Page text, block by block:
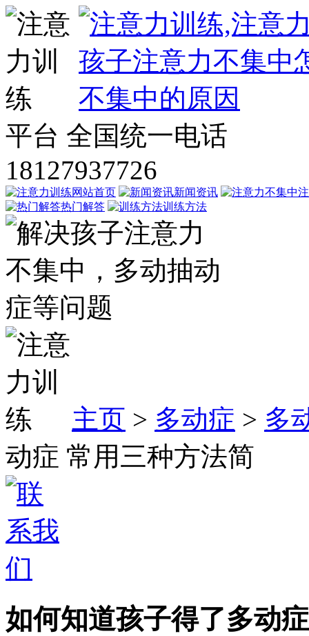
平台 全国统一电话
18127937726
网站首页 新闻资讯
热门解答
训练方法
主页 > 多动症 > 多
动症 常用三种方法简
如何知道孩子得了多动